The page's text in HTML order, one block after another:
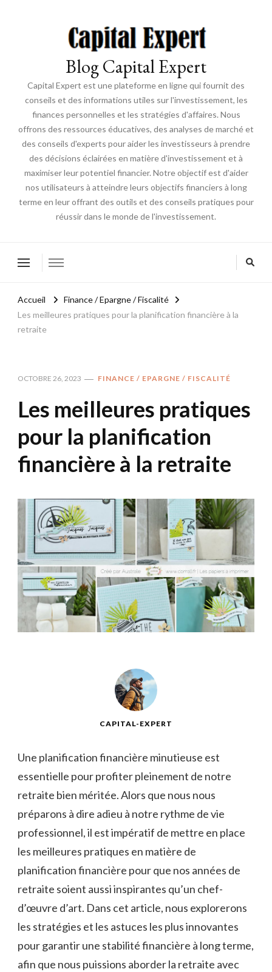
Blog Capital Expert
Capital Expert est une plateforme en ligne qui fournit des
conseils et des informations utiles sur l'investissement, les
finances personnelles et les stratégies d'affaires. Nous
offrons des ressources éducatives, des analyses de marché et
des conseils d'experts pour aider les investisseurs à prendre
des décisions éclairées en matière d'investissement et à
maximiser leur potentiel financier. Notre objectif est d'aider
nos utilisateurs à atteindre leurs objectifs financiers à long
terme en leur offrant des outils et des conseils pratiques pour
réussir dans le monde de l'investissement.
Accueil
Finance / Epargne / Fiscalité
Les meilleures pratiques pour la planification financière à la
retraite
OCTOBRE 26, 2023 FINANCE / EPARGNE / FISCALITÉ
Les meilleures pratiques
pour la planification
financière à la retraite
CAPITAL-EXPERT
Une planification financière minutieuse est
essentielle ‍pour profiter⁤ pleinement de notre
retraite bien​ méritée. Alors que nous nous
préparons‍ à⁢ dire ⁢adieu à⁣ notre⁤ rythme ⁢de vie
professionnel, il est impératif ⁢de mettre en place
⁢les‌ meilleures pratiques en matière‌ de⁣
planification‍ financière pour que nos années​ de
retraite soient ⁣aussi inspirantes qu’un chef-
d’œuvre d’art. Dans ‍cet ​article, nous explorerons
les stratégies‍ et les astuces⁢ les ‌plus innovantes
pour garantir une stabilité ‍financière à long terme,
afin que‌ nous puissions aborder⁢ la retraite avec